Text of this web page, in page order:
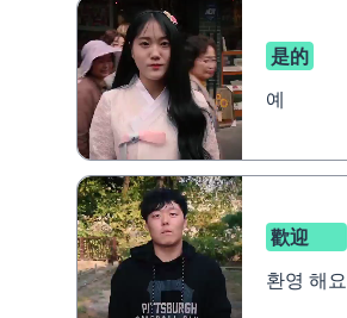
是的
예
歡迎
환영 해요